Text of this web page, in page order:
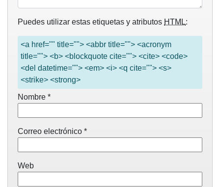
Puedes utilizar estas etiquetas y atributos HTML:
<a href="" title=""> <abbr title=""> <acronym
title=""> <b> <blockquote cite=""> <cite> <code>
<del datetime=""> <em> <i> <q cite=""> <s>
<strike> <strong>
Nombre *
Correo electrónico *
Web